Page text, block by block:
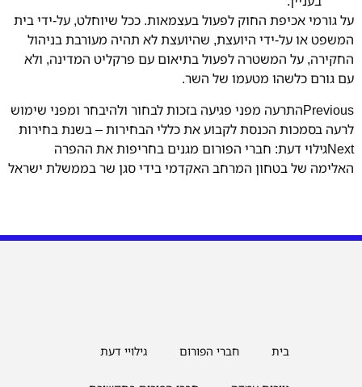
על גורמי אכיפת החוק לפעול בעצמאות. ככל שיוחלט, על-ידי בית
המשפט או על-ידי היועצת, שהיועצת לא תהיה מעורבת בניהול
החקירה, על המשטרה לפעול בתיאום עם פרקליט המדינה, ולא
עם גורם כלשהו מטעמו של השר.
Previousהתרעה מפני פגיעה בזכות לבחור ולהיבחר ומפני שימוש
לרעה בסמכות הכנסת לקבוע את כללי הבחירות – בשנת בחירות
Nextגילוי דעת: חברי הפורום מגנים בחריפות את ההפרה
האלימה של בטחון המרחב האקדמי בידי סגן שר בממשלת ישראל
בית חברי הפורום גילויי דעת